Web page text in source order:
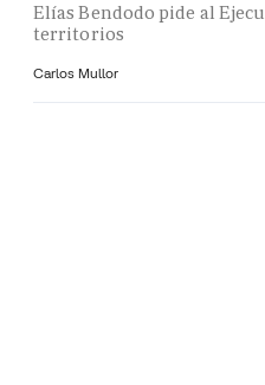
Elías Bendodo pide al
territorios
Carlos Mullor